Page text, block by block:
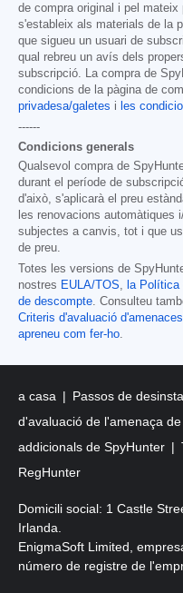
de compra original i pel
s'estableix als materials de la
que sigueu un usuari de
qual rebreu un avís dels
subscripció. La compra de
condicions de la pàgina de
privadesa/galetes i les
------
Condicions generals
Qualsevol compra de
durant el període de
d'això, s'aplicarà el preu
les renovacions
subjectes a canvis, tot i que
de preu.
Totes les versions de
nostres EULA/TOS la Política
de descompte . Consulteu
Criteris d'avaluació d'amenaces
apreneu com fer-ho
a casa Passos de
d'avaluació de l'amenaça
addicionals de SpyHunter
RegHunter
Domicili social: 1 Castle
Irlanda.
EnigmaSoft Limited,
número de registre de